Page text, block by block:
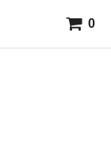
0